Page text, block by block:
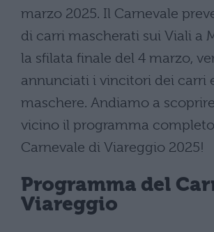
marzo 2025. Il Carnevale
di carri mascherati sui Viali a
la sfilata finale del 4 marzo,
annunciati i vincitori dei carri
maschere. Andiamo a
vicino il programma
Carnevale di Viareggio 2025!
Programma del
Viareggio